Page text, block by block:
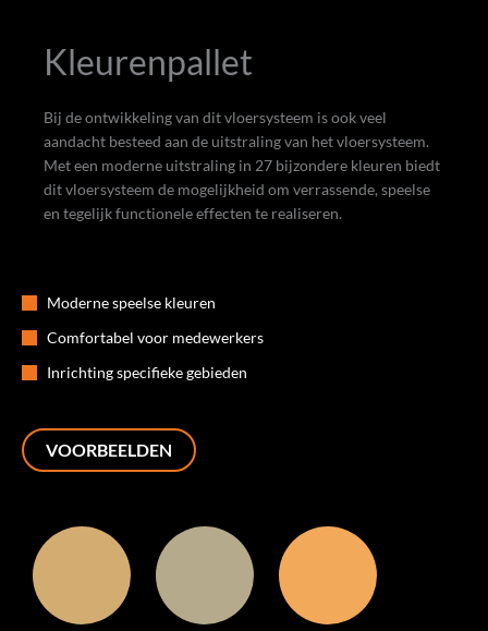
Kleurenpallet
Bij de ontwikkeling van dit vloersysteem is ook veel
aandacht besteed aan de uitstraling van het vloersysteem.
Met een moderne uitstraling in 27 bijzondere kleuren biedt
dit vloersysteem de mogelijkheid om verrassende, speelse
en tegelijk functionele effecten te realiseren.
Moderne speelse kleuren
Comfortabel voor medewerkers
Inrichting specifieke gebieden
VOORBEELDEN